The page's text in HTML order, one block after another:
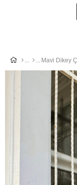
Mavi Dikey